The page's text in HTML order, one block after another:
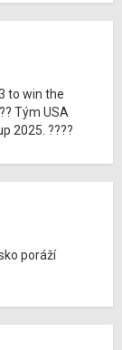
to win the
Tým USA
2025. ????
poráží